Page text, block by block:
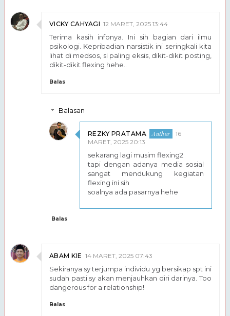
VICKY CAHYAGI 12 MARET, 2025 13:44
Terima kasih infonya. Ini sih bagian dari ilmu
psikologi. Kepribadian narsistik ini seringkali kita
lihat di medsos, si paling eksis, dikit-dikit posting,
dikit-dikit flexing hehe..
Balas
Balasan
REZKY PRATAMA
16
MARET, 2025 20:13
sekarang lagi musim flexing2
tapi dengan adanya media sosial
sangat mendukung kegiatan
flexing ini sih
soalnya ada pasarnya hehe
Balas
ABAM KIE 14 MARET, 2025 07:43
Sekiranya sy terjumpa individu yg bersikap spt ini
sudah pasti sy akan menjauhkan diri darinya. Too
dangerous for a relationship!
Balas